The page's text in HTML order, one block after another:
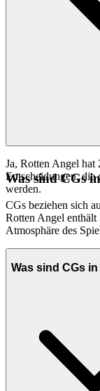
Ja, Rotten Angel hat
Entscheidungen,
werden.
Was sind CGs
CGs beziehen sich
Rotten Angel
Atmosphäre des
Was sind CGs